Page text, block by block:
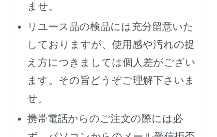
ませ。
リユース品の検品には充分留意いた
しておりますが、使用感や汚れの捉
え方につきましては個人差がござい
ます。その旨どうぞご理解下さいま
せ。
携帯電話からのご注文の際には必